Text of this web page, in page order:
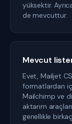
yüksektir.
de mevcuttur.
Mevcut
Evet, Mailjet
formatlardan
Mailchimp ve
aktarım
genellikle